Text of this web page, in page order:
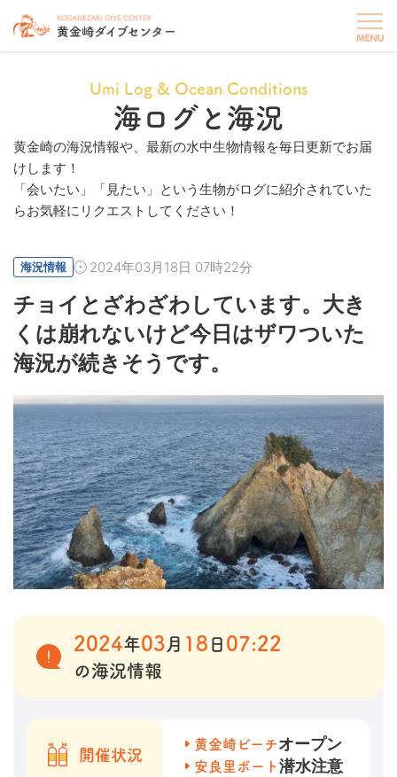
Umi Log & Ocean Conditions
海ログと海況
黄金崎の海況情報や、最新の水中生物情報を毎日更新でお届
けします！
「会いたい」「見たい」という生物がログに紹介されていた
らお気軽にリクエストしてください！
海況情報 2024年03月18日 07時22分
チョイとざわざわしています。大き
くは崩れないけど今日はザワついた
海況が続きそうです。
2024年03 月 18 日 07:22
の海況情報
開催状況
黄金崎ビーチオープン
安良里ボート 潜水注意